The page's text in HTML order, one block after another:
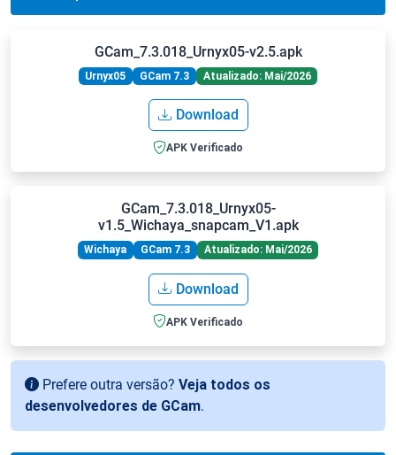
GCam_7.3.018_Urnyx05-v2.5.apk
Urnyx05 GCam 7.3 Atualizado: Mai/2026
Download
APK Verificado
GCam_7.3.018_Urnyx05-
v1.5_Wichaya_snapcam_V1.apk
Wichaya GCam 7.3 Atualizado: Mai/2026
Download
APK Verificado
Prefere outra versão? Veja todos os
desenvolvedores de GCam.